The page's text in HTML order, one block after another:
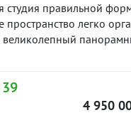
студия правильной
легко
квартиры:
вид из окна;
Академического
магазины, кафе,
4 950